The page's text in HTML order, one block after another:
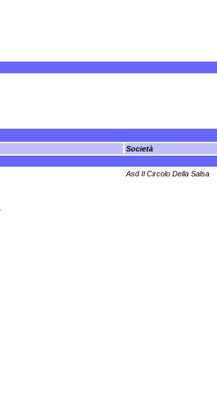
Società
Asd Il Circolo Della Salsa